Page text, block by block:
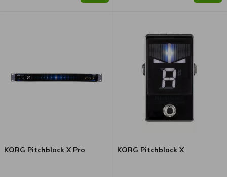
KORG Pitchblack X Pro KORG Pitchblack X